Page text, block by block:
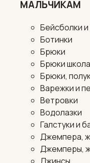
МАЛЬЧИКАМ
Бейсболки и
Ботинки
Брюки
Брюки школа
Брюки,
Варежки и
Ветровки
Водолазки
Галстуки и
Джемпера,
Джемперы,